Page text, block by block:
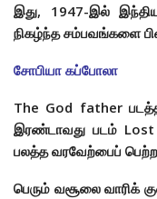
இது, 1947-இல்
நிகழ்ந்த சம்பவங்களை
சோபியா கப்போலா
The God father
இரண்டாவது படம்
பலத்த வரவேற்பைப்
பெரும் வசூலை வாரிக்